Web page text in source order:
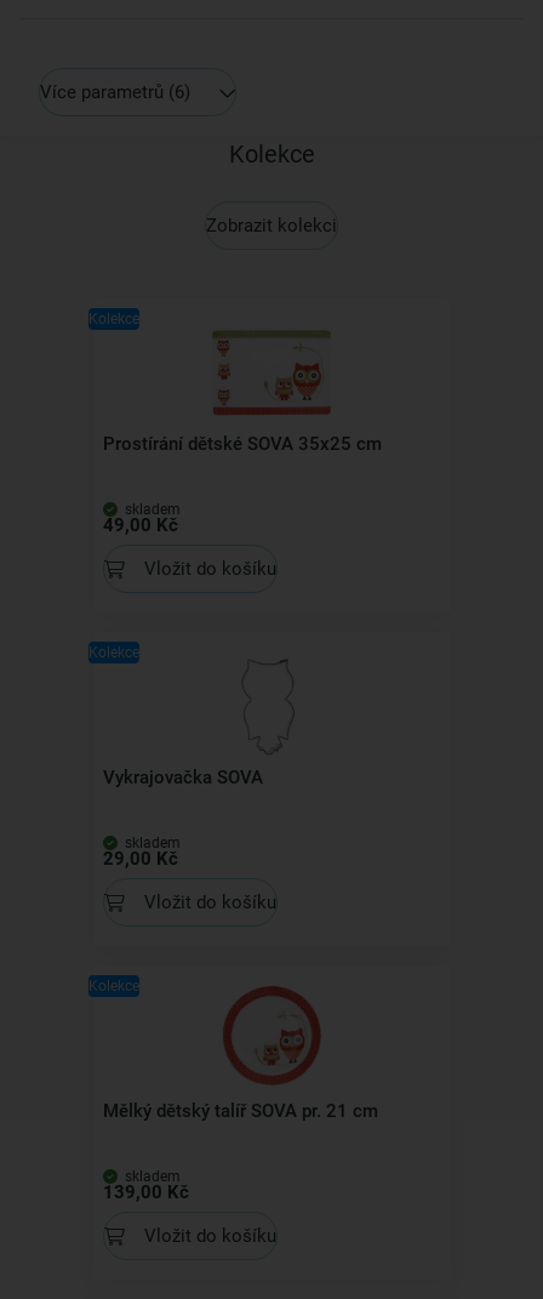
Více parametrů (6)
Kolekce
Zobrazit kolekci
Kolekce
Prostírání dětské SOVA 35x25 cm
skladem
49,00 Kč
Vložit do košíku
Kolekce
Vykrajovačka SOVA
skladem
29,00 Kč
Vložit do košíku
Kolekce
Mělký dětský talíř SOVA pr. 21 cm
skladem
139,00 Kč
Vložit do košíku